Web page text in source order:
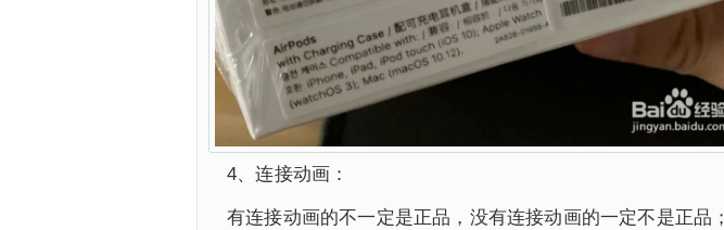
4、连接动画：
有连接动画的不一定是正品，没有连接动画的一定不是正品；